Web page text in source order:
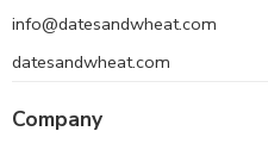
info@datesandwheat.com
datesandwheat.com
Company